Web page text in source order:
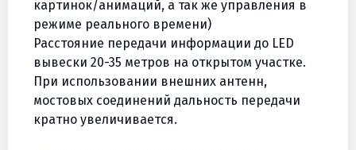
картинок/анимаций, а так же управления в
режиме реального времени)
Расстояние передачи информации до LED
вывески 20-35 метров на открытом участке.
При использовании внешних антенн,
мостовых соединений дальность передачи
кратно увеличивается.